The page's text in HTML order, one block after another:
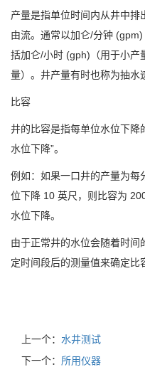
产量是指单位时间内从井中排
由流。通常以加仑/分钟
括加仑/小时 (gph)（用于小产
量）。井产量有时也称为抽水
比容
井的比容是指每单位水位下降
水位下降”。
例如：如果一口井的产量为每
位下降 10 英尺，则比容为
水位下降。
由于正常井的水位会随着时
定时间段后的测量值来确定比
上一个： 水井测试
下一个： 所用仪器